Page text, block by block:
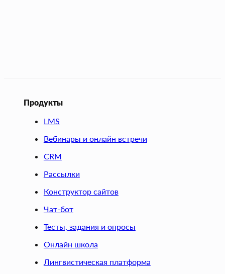
Продукты
LMS
Вебинары и онлайн встречи
CRM
Рассылки
Конструктор сайтов
Чат-бот
Тесты, задания и опросы
Онлайн школа
Лингвистическая платформа